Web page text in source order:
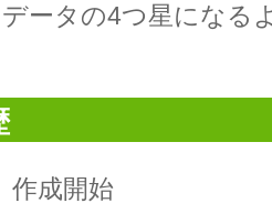
ータの4つ星になる
作成開始